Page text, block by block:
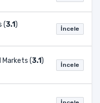
(3.1) İncele
Markets (3.1) İncele